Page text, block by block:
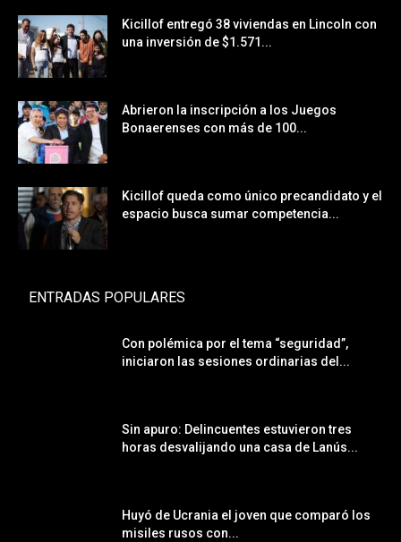
Kicillof entregó 38 viviendas en Lincoln con
una inversión de $1.571...
Abrieron la inscripción a los Juegos
Bonaerenses con más de 100...
Kicillof queda como único precandidato y el
espacio busca sumar competencia...
ENTRADAS POPULARES
Con polémica por el tema “seguridad”,
iniciaron las sesiones ordinarias del...
Sin apuro: Delincuentes estuvieron tres
horas desvalijando una casa de Lanús...
Huyó de Ucrania el joven que comparó los
misiles rusos con...